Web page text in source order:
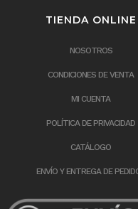
TIENDA ONLINE
NOSOTROS
CONDICIONES DE VENTA
MI CUENTA
POLÍTICA DE PRIVACIDAD
CATÁLOGO
ENVÍO Y ENTREGA DE